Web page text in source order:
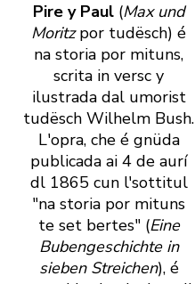
Pire y Paul (Max und
Moritzpor tudësch) é
na storia por mituns,
scrita in versc y
ilustrada dal umorist
tudësch Wilhelm Bush.
L'opra, che é gnüda
publicada ai 4 de aurí
dl 1865 cun l'sottitul
"na storia por mituns
te set bertes" (Eine
Bubengeschichte in
sieben Streichen), é